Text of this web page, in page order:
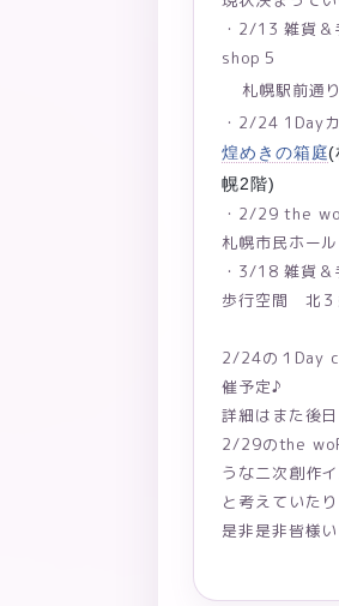
・2/13 雑貨
shop５
札幌駅前通
・2/24 1Day
煌めきの箱庭(
幌2階)
・2/29 the
札幌市民ホー
・3/18 雑貨
歩行空間 北３
2/24の１Day
催予定♪
詳細はまた後
2/29のthe
うな二次創作
と考えていた
是非是非皆様